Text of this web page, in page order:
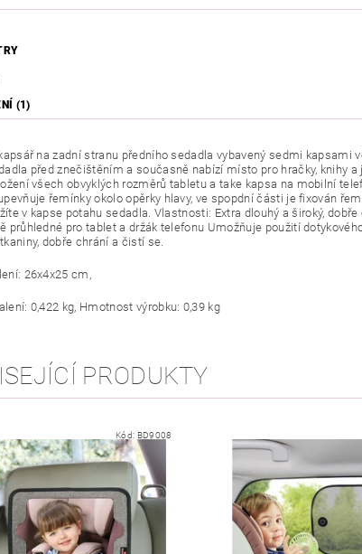
(1)
na zadní stranu předního sedadla vybavený sedmi kapsami
před znečištěním a současně nabízí místo pro hračky, knihy
všech obvyklých rozměrů tabletu a take kapsa na mobilní
řemínky okolo opěrky hlavy, ve spopdní části je fixován
v kapse potahu sedadla. Vlastnosti: Extra dlouhý a široký,
průhledné pro tablet a držák telefonu Umožňuje použití
dobře chrání a čistí se.
26x4x25 cm,
0,422 kg, Hmotnost výrobku: 0,39 kg
PRODUKTY
Kód: BD9008